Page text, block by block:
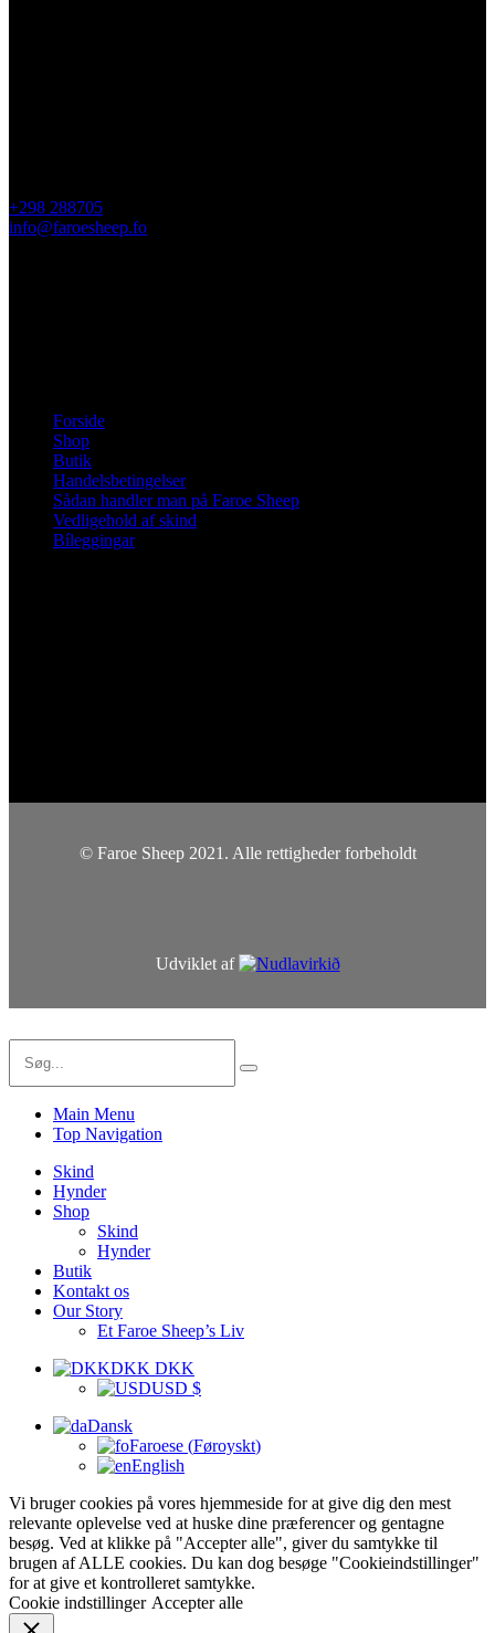
+298 288705
info@faroesheep.fo
Forside
Shop
Butik
Handelsbetingelser
Sådan handler man på Faroe Sheep
Vedligehold af skind
Bíleggingar
© Faroe Sheep 2021. Alle rettigheder forbeholdt
Udviklet af
Main Menu
Top Navigation
Skind
Hynder
Shop
Skind
Hynder
Butik
Kontakt os
Our Story
Et Faroe Sheep’s Liv
DKK DKK
USD $
Dansk
Faroese (Føroyskt)
English
Vi bruger cookies på vores hjemmeside for at give dig den mest
relevante oplevelse ved at huske dine præferencer og gentagne
besøg. Ved at klikke på "Accepter alle", giver du samtykke til
brugen af ALLE cookies. Du kan dog besøge "Cookieindstillinger"
for at give et kontrolleret samtykke.
Cookie indstillinger Accepter alle